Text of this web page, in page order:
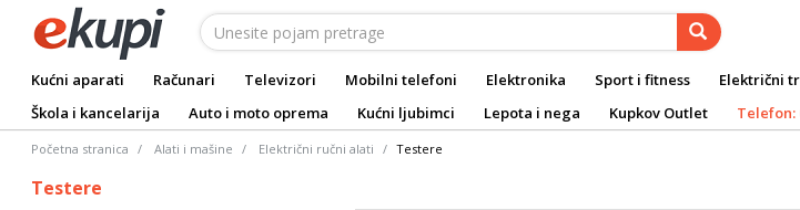
Kućni aparati Računari Televizori Mobilni telefoni Elektronika Sport i fitness Električni
Škola i kancelarija
Auto i moto oprema Kućni ljubimci Lepota i nega Kupkov Outlet Telefon:
Početna stranica Alati i mašine Električni ručni alati Testere
Testere